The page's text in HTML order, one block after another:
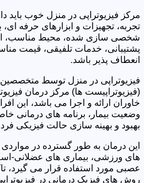
مرکز فیزیوتراپی در منزل خوب باید
تجربه، تجهیزات و ابزارهای حرفه ای،
شخصی سازی شده، محیط مناسب،
پشتیبانی، خدمات تلفیقی، قیمت
انعطاف پذیر باشد.
فیزیوتراپی در منزل توسط متخصصین
(فیزیوتراپیست ها) مرکز درمان
خاوران ارائه و اجرا می باشد، این
وضعیت بیمار، برنامه های درمانی
بهبود و بهینه سازی حالت فیزیکی
این درمان به طور گسترده در
های ورزشی، بیماری های عضلانی-
عصبی مورد استفاده قرار می گیرد،
روش های فیزیک درمانی در